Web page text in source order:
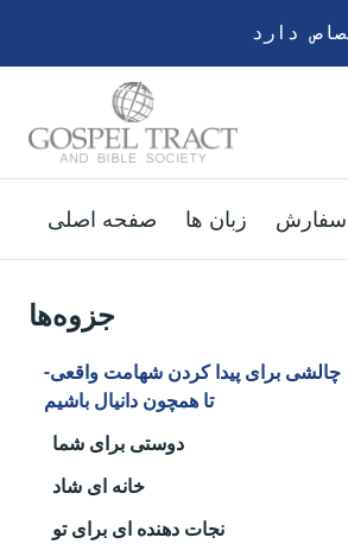
صفحه اصلی زبان ها سفارش
جزوه‌ها
چالشی برای پیدا کردن شهامت واقعی-
تا همچون دانیال باشیم
دوستی برای شما
خانه ای شاد
نجات دهنده ای برای تو